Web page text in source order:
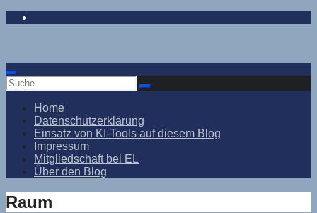
Zum
Home
Datenschutzerklärung
Einsatz von KI-Tools auf diesem Blog
Impressum
Mitgliedschaft bei EL
Über den Blog
Raum